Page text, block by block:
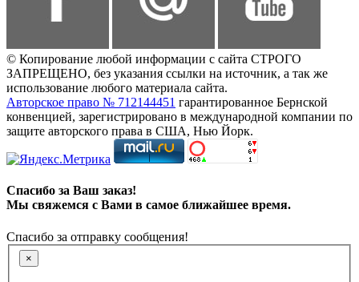
© Копирование любой информации с сайта СТРОГО
ЗАПРЕЩЕНО, без указания ссылки на источник, а так же
использование любого материала сайта.
Авторское право № 712144451 гарантированное Бернской
конвенцией, зарегистрировано в международной компании по
защите авторского права в США, Нью Йорк.
Спасибо за Ваш заказ!
Мы свяжемся с Вами в самое ближайшее время.
Спасибо за отправку сообщения!
×